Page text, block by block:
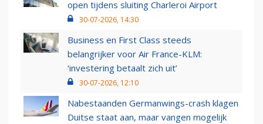
open tijdens sluiting Charleroi Airport
30-07-2026, 14:30
Business en First Class steeds
belangrijker voor Air France-KLM:
‘investering betaalt zich uit’
30-07-2026, 12:10
Nabestaanden Germanwings-crash klagen
Duitse staat aan, maar vangen mogelijk